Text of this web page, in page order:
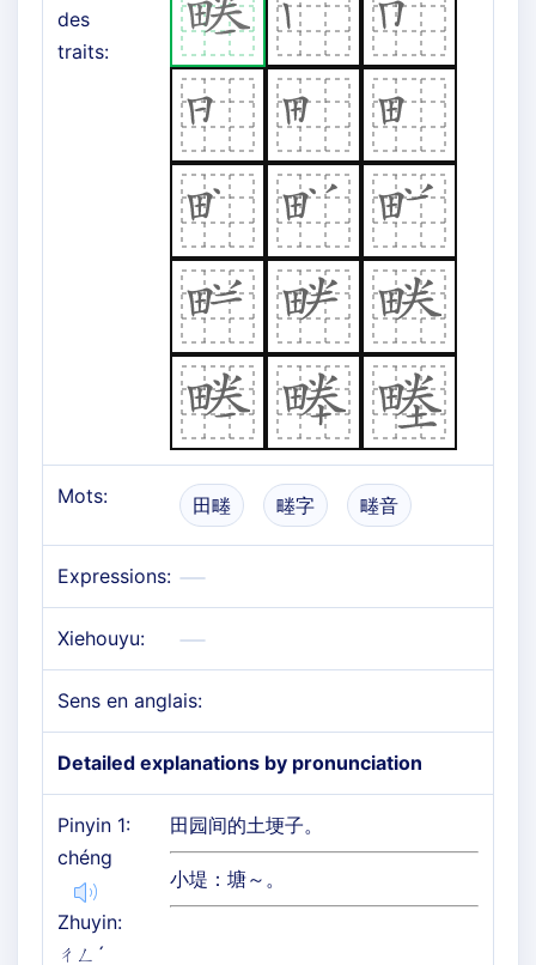
des
traits:
Mots: 田畻 畻字 畻音
Expressions:
Xiehouyu:
Sens en anglais:
Detailed explanations by pronunciation
Pinyin 1:
chéng
Zhuyin:
ㄔㄥˊ
田园间的土埂子。
小堤：塘～。